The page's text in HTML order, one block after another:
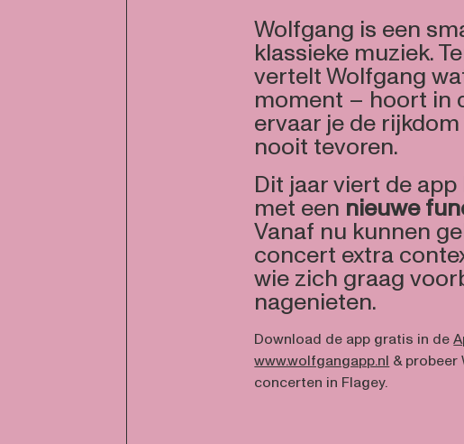
Wolfgang is een
klassieke muziek.
vertelt Wolfgang
moment – hoort in
ervaar je de
nooit tevoren.
Dit jaar viert de app
met een nieuwe
Vanaf nu kunnen
concert extra
wie zich graag
nagenieten.
Download de app gratis in de
www.wolfgangapp.nl &
concerten in Flagey.